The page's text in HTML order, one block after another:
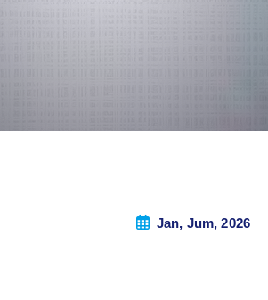
Jan, Jum, 2026